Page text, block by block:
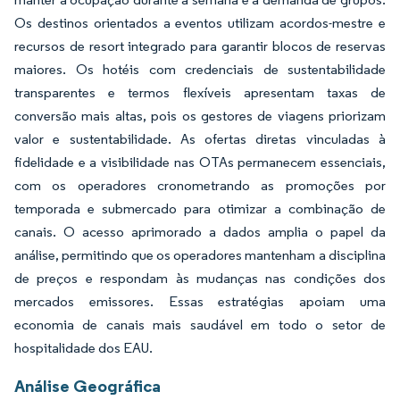
Os destinos orientados a eventos utilizam acordos-mestre e
recursos de resort integrado para garantir blocos de reservas
maiores. Os hotéis com credenciais de sustentabilidade
transparentes e termos flexíveis apresentam taxas de
conversão mais altas, pois os gestores de viagens priorizam
valor e sustentabilidade. As ofertas diretas vinculadas à
fidelidade e a visibilidade nas OTAs permanecem essenciais,
com os operadores cronometrando as promoções por
temporada e submercado para otimizar a combinação de
canais. O acesso aprimorado a dados amplia o papel da
análise, permitindo que os operadores mantenham a disciplina
de preços e respondam às mudanças nas condições dos
mercados emissores. Essas estratégias apoiam uma
economia de canais mais saudável em todo o setor de
hospitalidade dos EAU.
Análise Geográfica